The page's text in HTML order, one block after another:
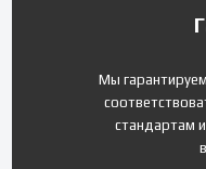
Мы
стандартам